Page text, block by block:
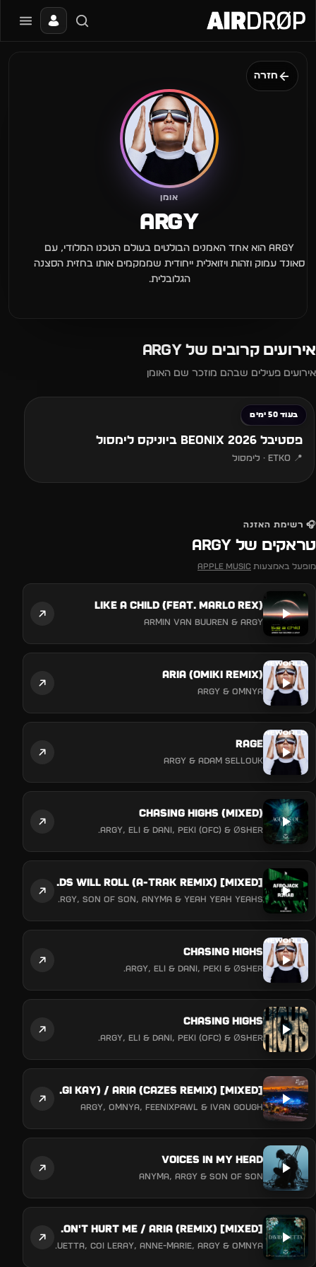
פסטיבלים
טיפ: אפשר להקליד שם אומן, עיר, תאריך או שם חג.
חזרה
אומן
ARGY
Argy הוא אחד האמנים הבולטים בעולם הטכנו המלודי, עם
סאונד עמוק וזהות ויזואלית ייחודית שממקמים אותו בחזית הסצנה
הגלובלית.
אירועים קרובים של ARGY
אירועים פעילים שבהם מוזכר שם האומן
בעוד 50 ימים
שישי · 25.09
פסטיבל BEONIX 2026 ביוניקס לימסול
📍 Etko · לימסול
🎧 רשימת האזנה
טראקים של ARGY
מופעל באמצעות Apple Music
Like a Child (feat. Marlo Rex)
Armin van Buuren & Argy
Aria (Omiki Remix)
Argy & Omnya
Rage
Argy & Adam Sellouk
Chasing Highs (Mixed)
Argy, Eli & Dani, Peki (Ofc) & ØSHER.
Riverside / Control / Voices In My Head / Heads Will Roll (A-Trak Remix) [Mixed]
Sidney Samson, AFROJACK, Lucas & Steve, Argy, Son of Son, Anyma & Yeah Yeah Yeahs
Chasing Highs
Argy, Eli & Dani, Peki & ØSHER.
Chasing Highs
Argy, Eli & Dani, Peki (Ofc) & ØSHER.
In My Mind (feat. Georgi Kay) / Aria (Cazes Remix) [Mixed]
Argy, Omnya, Feenixpawl & Ivan Gough
Voices In My Head
Anyma, Argy & Son of Son
Baby Don't Hurt Me / Aria (Remix) [Mixed]
David Guetta, Coi Leray, Anne-Marie, Argy & Omnya